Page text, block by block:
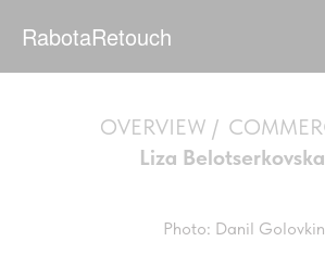
RabotaRetouch
OVERVIEW /
Liza
Photo: Danil Golovkin